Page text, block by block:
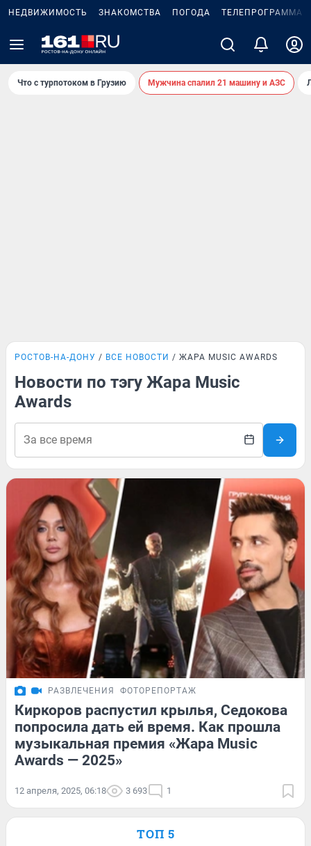
НЕДВИЖИМОСТЬ ЗНАКОМСТВА ПОГОДА ТЕЛЕПРОГРАММА
Что с турпотоком в Грузию Мужчина спалил 21 машину и АЗС
РОСТОВ-НА-ДОНУ ВСЕ НОВОСТИ ЖАРА MUSIC AWARDS
Новости по тэгу Жара Music
Awards
РАЗВЛЕЧЕНИЯ ФОТОРЕПОРТАЖ
Киркоров распустил крылья, Седокова
попросила дать ей время. Как прошла
музыкальная премия «Жара Music
Awards — 2025»
12 апреля, 2025, 06:18 3 693 1
ТОП 5